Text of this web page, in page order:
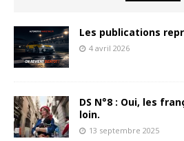
Les publications
4 avril 2026
DS N°8 : Oui, les
loin.
13 septembre 2025